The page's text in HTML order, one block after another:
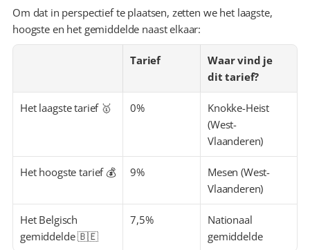
Om dat in perspectief te plaatsen, zetten we het laagste,
hoogste en het gemiddelde naast elkaar:
Tarief
Waar vind je
dit tarief?
Het laagste tarief 🥇 0%
Knokke-Heist
(West-
Vlaanderen)
Het hoogste tarief 💰 9%
Mesen (West-
Vlaanderen)
Het Belgisch
gemiddelde 🇧🇪
7,5%
Nationaal
gemiddelde